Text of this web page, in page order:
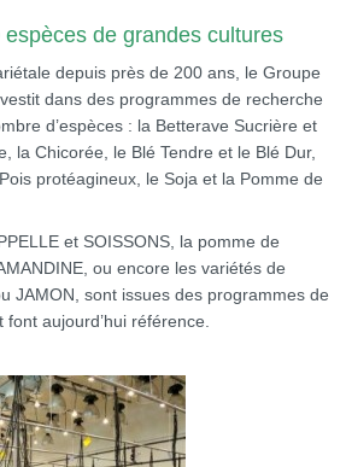
de grandes cultures
depuis près de 200 ans, le Groupe
dans des programmes de recherche
d’espèces : la Betterave Sucrière et
la Chicorée, le Blé Tendre et le Blé Dur,
protéagineux, le Soja et la Pomme de
et SOISSONS, la pomme de
ou encore les variétés de
JAMON, sont issues des programmes de
aujourd’hui référence.